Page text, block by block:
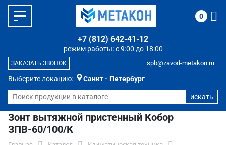
Выберите локацию: Санкт - Петербург
режим работы: с 9:00 до 18:00
+7 (812) 642-41-12
spb@zavod-metakon.ru
ЗАКАЗАТЬ ЗВОНОК
0
Зонт вытяжной пристенный Кобор
ЗПВ-60/100/К